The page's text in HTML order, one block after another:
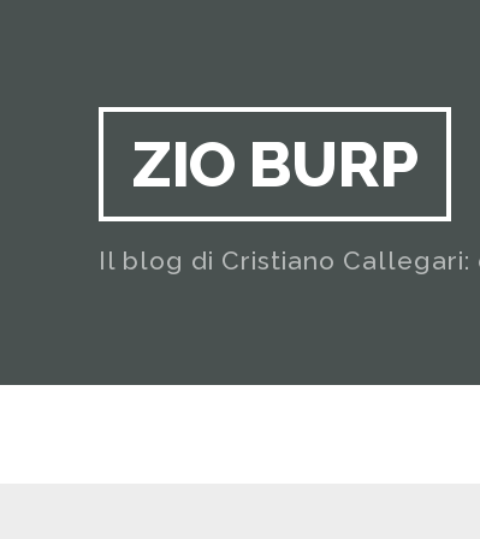
ZIO BURP
Il blog di Cristiano Callegari: